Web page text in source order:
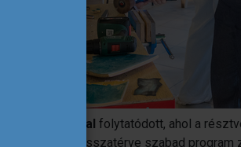
városi sétával folytatódott, ahol a
a szállásra visszatérve szabad program